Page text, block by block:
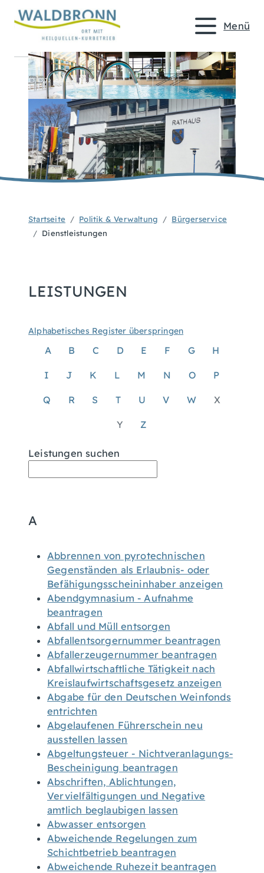
Menü
Startseite Politik & Verwaltung
Bürgerservice
Dienstleistungen
LEISTUNGEN
Alphabetisches Register überspringen
A B C D E F G H
I J K L M N O P
Q R S T U V W X
Y Z
Leistungen suchen
A
Abbrennen von pyrotechnischen
Gegenständen als Erlaubnis- oder
Befähigungsscheininhaber anzeigen
Abendgymnasium - Aufnahme
beantragen
Abfall und Müll entsorgen
Abfallentsorgernummer beantragen
Abfallerzeugernummer beantragen
Abfallwirtschaftliche Tätigkeit nach
Kreislaufwirtschaftsgesetz anzeigen
Abgabe für den Deutschen Weinfonds
entrichten
Abgelaufenen Führerschein neu
ausstellen lassen
Abgeltungsteuer - Nichtveranlagungs-
Bescheinigung beantragen
Abschriften, Ablichtungen,
Vervielfältigungen und Negative
amtlich beglaubigen lassen
Abwasser entsorgen
Abweichende Regelungen zum
Schichtbetrieb beantragen
Abweichende Ruhezeit beantragen